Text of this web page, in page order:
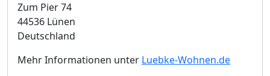
Zum Pier 74
44536 Lünen
Deutschland
Mehr Informationen unter Luebke-Wohnen.de